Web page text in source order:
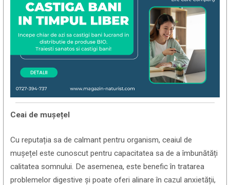
Ceai de mușețel
Cu reputația sa de calmant pentru organism, ceaiul de
mușețel este cunoscut pentru capacitatea sa de a îmbunătăți
calitatea somnului. De asemenea, este benefic în tratarea
problemelor digestive și poate oferi alinare în cazul anxietății,